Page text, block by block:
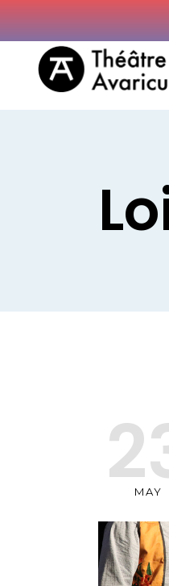
MAY